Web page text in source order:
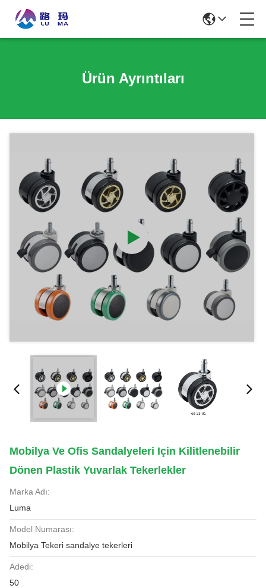
Ürün Ayrıntıları
Mobilya Ve Ofis Sandalyeleri Için Kilitlenebilir
Dönen Plastik Yuvarlak Tekerlekler
Marka Adı:
Luma
Model Numarası:
Mobilya Tekeri sandalye tekerleri
Adedi:
50